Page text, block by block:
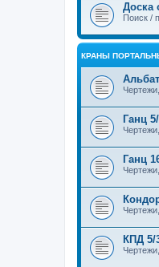
Доска
Поиск /
КРАНЫ
Ганц
Ганц
КПД